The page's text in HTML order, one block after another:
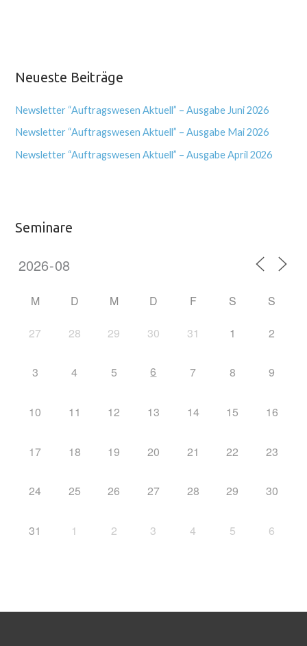
Neueste Beiträge
Newsletter “Auftragswesen Aktuell” – Ausgabe Juni 2026
Newsletter “Auftragswesen Aktuell” – Ausgabe Mai 2026
Newsletter “Auftragswesen Aktuell” – Ausgabe April 2026
Seminare
M D M D F S S
27 28 29 30 31 1 2
3 4 5 6 7 8 9
10 11 12 13 14 15 16
17 18 19 20 21 22 23
24 25 26 27 28 29 30
31 1 2 3 4 5 6